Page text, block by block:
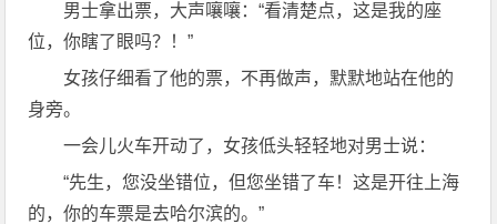
男士拿出票，大声嚷嚷：“看清楚点，这是我的座
位，你瞎了眼吗？！”
女孩仔细看了他的票，不再做声，默默地站在他的
身旁。
一会儿火车开动了，女孩低头轻轻地对男士说：
“先生，您没坐错位，但您坐错了车！这是开往上海
的，你的车票是去哈尔滨的。”